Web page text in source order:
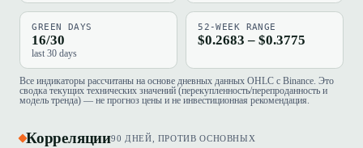
GREEN DAYS
16/30
last 30 days
52-WEEK RANGE
$0.2683 – $0.3775
Все индикаторы рассчитаны на основе дневных данных OHLC с Binance. Это
сводка текущих технических значений (перекупленность/перепроданность и
модель тренда) — не прогноз цены и не инвестиционная рекомендация.
Корреляции90 ДНЕЙ, ПРОТИВ ОСНОВНЫХ